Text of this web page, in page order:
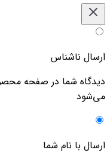
ارسال ناشناس
دیدگاه شما در صفحه
می‌شود
ارسال با نام شما